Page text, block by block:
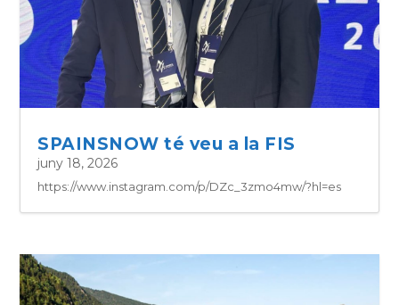
SPAINSNOW té veu a la FIS
juny 18, 2026
https://www.instagram.com/p/DZc_3zmo4mw/?hl=es